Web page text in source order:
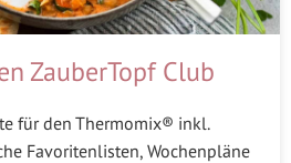
ZauberTopf Club
für den Thermomix® inkl.
Favoritenlisten, Wochenpläne